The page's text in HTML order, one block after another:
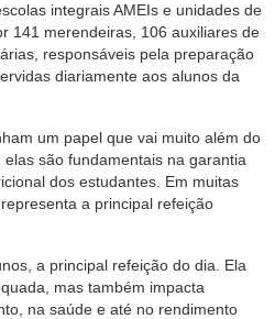
integrais AMEIs e unidades de
141 merendeiras, 106 auxiliares de
responsáveis pela preparação
diariamente aos alunos da
um papel que vai muito além do
são fundamentais na garantia
dos estudantes. Em muitas
a principal refeição
a principal refeição do dia. Ela
mas também impacta
na saúde e até no rendimento